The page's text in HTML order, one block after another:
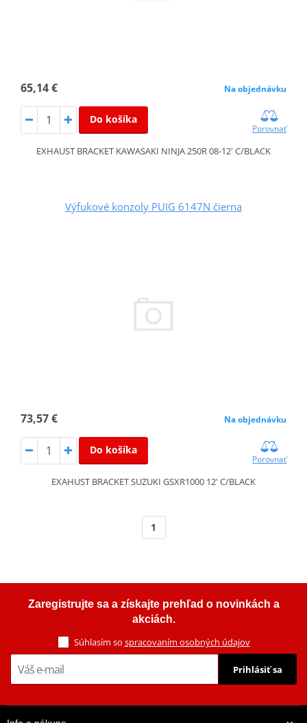
65,14 € Na objednávku
Do košíka
Porovnať
EXHAUST BRACKET KAWASAKI NINJA 250R 08-12' C/BLACK
Výfukové konzoly PUIG 6147N čierna
73,57 € Na objednávku
Do košíka
Porovnať
EXAHUST BRACKET SUZUKI GSXR1000 12' C/BLACK
1
Zaregistrujte sa a získajte prehľad o novinkách a
akciách.
Súhlasím so spracovaním osobných údajov
Prihlásiť sa